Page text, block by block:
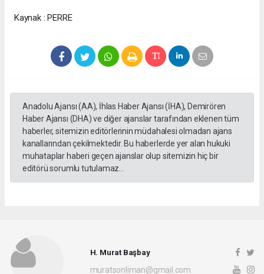
Kaynak : PERRE
Anadolu Ajansı (AA), İhlas Haber Ajansı (İHA), Demirören
Haber Ajansı (DHA) ve diğer ajanslar tarafından eklenen tüm
haberler, sitemizin editörlerinin müdahalesi olmadan ajans
kanallarından çekilmektedir. Bu haberlerde yer alan hukuki
muhataplar haberi geçen ajanslar olup sitemizin hiç bir
editörü sorumlu tutulamaz...
H. Murat Başbay
muratsonliman@gmail.com